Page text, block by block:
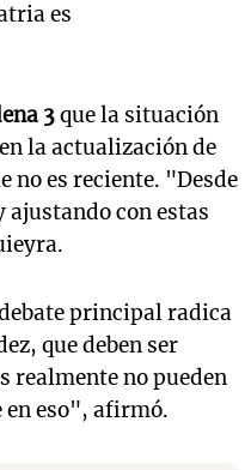
es
3que la situación
la actualización de
no es reciente. "Desde
ajustando con estas
principal radica
que deben ser
realmente no pueden
en eso", afirmó.